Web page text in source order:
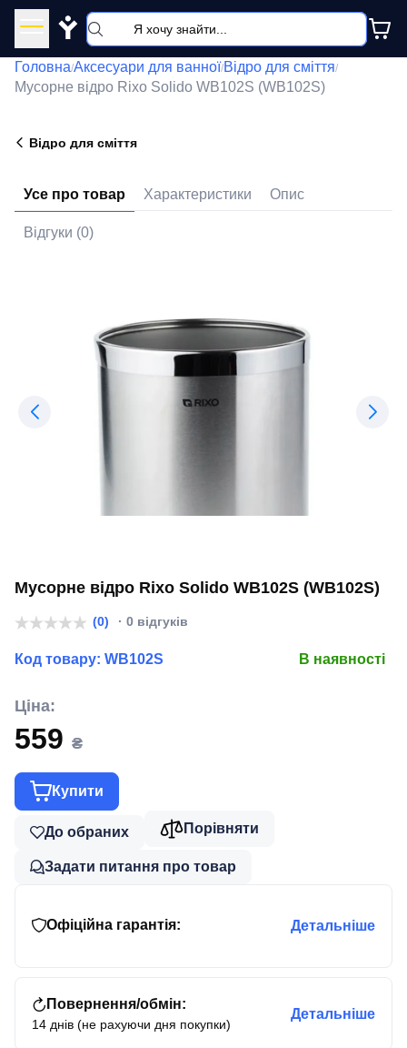
Y
Головна/Аксесуари для ванної/Відро для сміття/
Мусорне відро Rixo Solido WB102S (WB102S)
Відро для сміття
Усе про товар Характеристики Опис
Відгуки (0)
Мусорне відро Rixo Solido WB102S (WB102S)
(0) · 0 відгуків
Код товару: WB102S В наявності
Ціна:
559 ₴
Купити
До обраних Порівняти
Задати питання про товар
Офіційна гарантія: Детальніше
Повернення/обмін:
14 днів (не рахуючи дня покупки)
Детальніше